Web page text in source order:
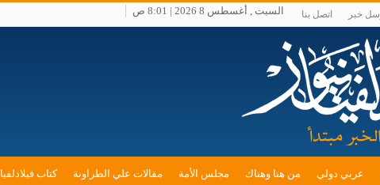
خبر اتصل بنا السبت , أغسطس 8 2026 | 8:01 ص
عربي دولي من هنا وهناك مجلس الأمة مقالات علي الطراونة كتاب فيلادلفيا